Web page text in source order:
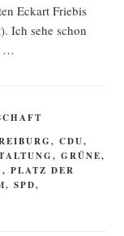
Eck­art Frie­bis
Ich sehe schon
…
, CDU,
, GRÜNE,
, PLATZ DER
, SPD,